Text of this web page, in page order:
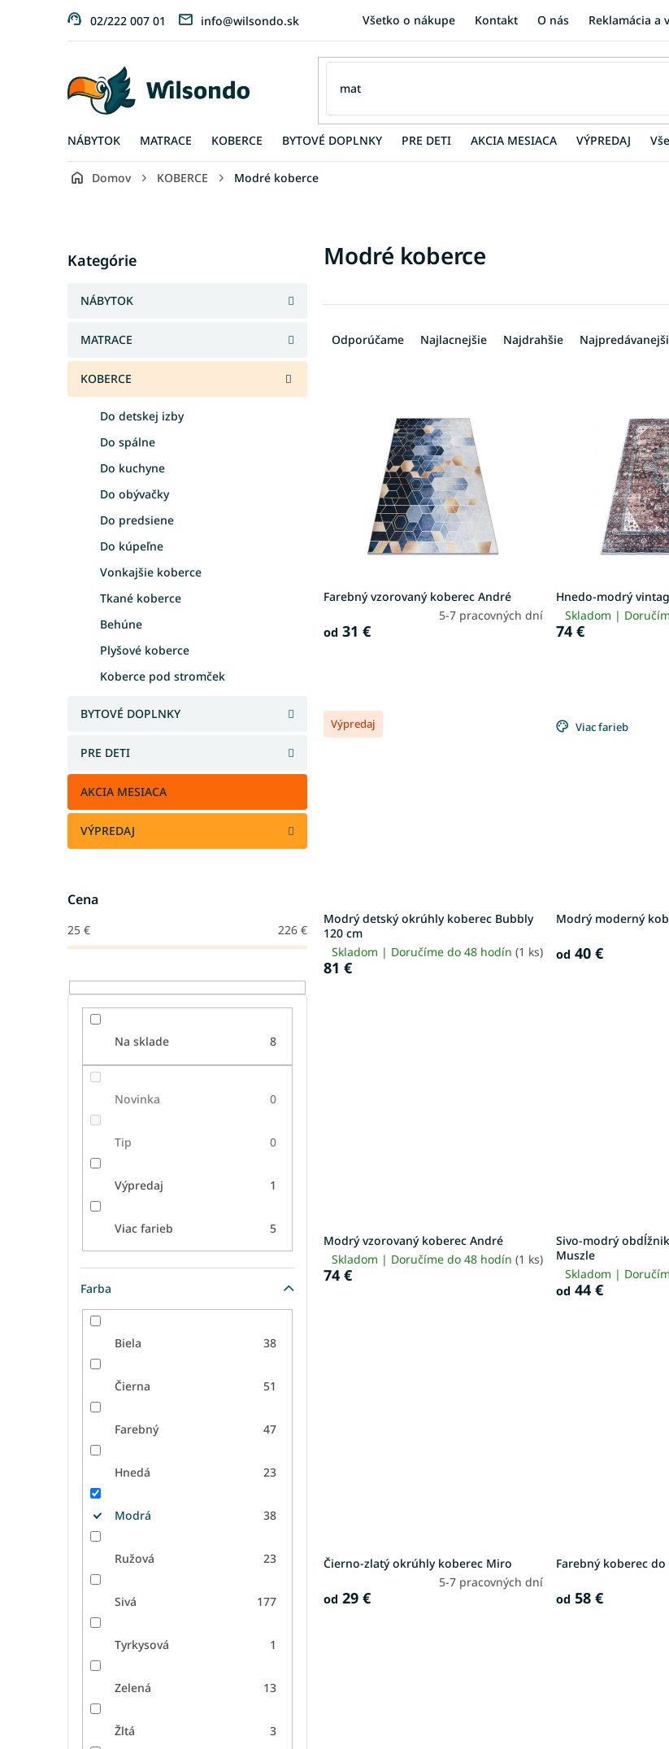
02/222 007 01 info@wilsondo.sk Všetko o nákupe Kontakt O nás Reklamácia a
NÁBYTOK MATRACE KOBERCE BYTOVÉ DOPLNKY PRE DETI AKCIA MESIACA VÝPREDAJ
Domov KOBERCE Modré koberce
n
ý
l
kategórie
Kategórie
NÁBYTOK
MATRACE
KOBERCE
Do detskej izby
Do spálne
Do kuchyne
Do obývačky
Do predsiene
Do kúpeľne
Vonkajšie koberce
Tkané koberce
Behúne
Plyšové koberce
Koberce pod stromček
BYTOVÉ DOPLNKY
PRE DETI
AKCIA MESIACA
VÝPREDAJ
Cena
25 € 226 €
Na sklade 8
Novinka 0
Tip 0
Výpredaj 1
Viac farieb 5
Farba
Biela 38
Čierna 51
Farebný 47
Hnedá 23
Modrá 38
Ružová 23
Sivá 177
Tyrkysová 1
Zelená 13
Žltá 3
Modré koberce
a
v
Odporúčame Najlacnejšie Najdrahšie
o
Farebný vzorovaný koberec André
5-7 pracovných dní
od 31 €
Hnedo-modrý
Skladom |
74 €
Výpredaj
Modrý detský okrúhly koberec Bubbly
120 cm
Skladom | Doručíme do 48 hodín(1 ks)
81 €
Viac farieb
Modrý moderný
od 40 €
Modrý vzorovaný koberec André
Skladom | Doručíme do 48 hodín(1 ks)
74 €
Sivo-modrý
Muszle
Skladom |
od 44 €
Čierno-zlatý okrúhly koberec Miro
5-7 pracovných dní
od 29 €
Farebný koberec
od 58 €